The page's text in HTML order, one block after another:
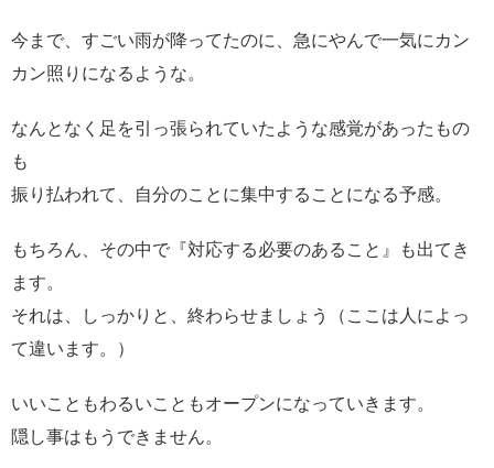
今まで、すごい雨が降ってたのに、急にやんで一気にカン
カン照りになるような。
なんとなく足を引っ張られていたような感覚があったもの
も
振り払われて、自分のことに集中することになる予感。
もちろん、その中で『対応する必要のあること』も出てき
ます。
それは、しっかりと、終わらせましょう（ここは人によっ
て違います。）
いいこともわるいこともオープンになっていきます。
隠し事はもうできません。